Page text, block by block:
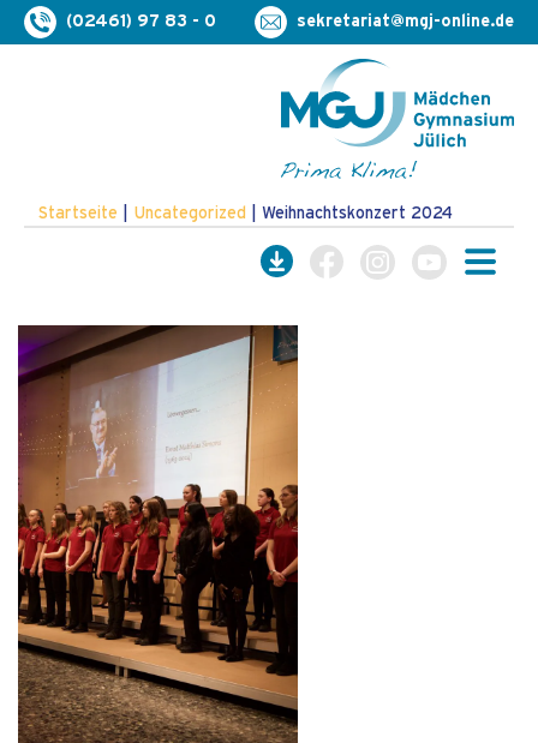
(02461) 97 83 - 0 sekretariat@mgj-online.de
Startseite Uncategorized Weihnachtskonzert 2024